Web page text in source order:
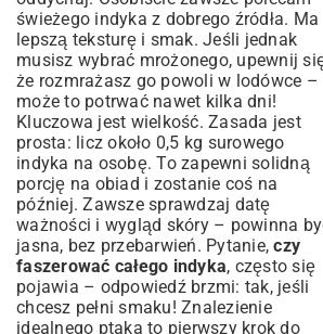
świeżego indyka z dobrego źródła. Ma
lepszą teksturę i smak. Jeśli jednak
musisz wybrać mrożonego, upewnij
że rozmrażasz go powoli w lodówce –
może to potrwać nawet kilka dni!
Kluczowa jest wielkość. Zasada jest
prosta: licz około 0,5 kg surowego
indyka na osobę. To zapewni solidną
porcję na obiad i zostanie coś na
później. Zawsze sprawdzaj datę
ważności i wygląd skóry – powinna
jasna, bez przebarwień. Pytanie,czy
faszerować całego indyka, często się
pojawia – odpowiedź brzmi: tak, jeśli
chcesz pełni smaku! Znalezienie
idealnego ptaka to pierwszy krok do